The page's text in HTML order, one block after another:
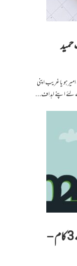
ہو یا غریب اپنی
لئے اپنے اہداف...
نیا سال اور کامیابی کےلیےکرنے کے 3 کام –